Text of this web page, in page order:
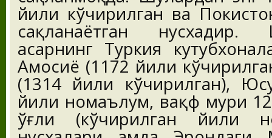
йили кўчирилган ва
сақланаётган
асарнинг Туркия
Амосиё (1172 йили
(1314 йили кўчирилган),
йили номаълум, вақф муҳри
ўғли (кўчирилган йили